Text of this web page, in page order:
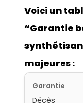
Voici un
“Garantie
majeures :
Garantie
Décès